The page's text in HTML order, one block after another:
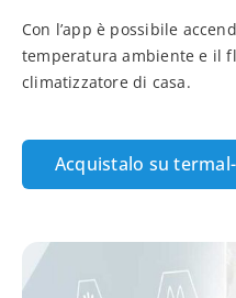
Con l’app è possibile
temperatura ambiente e il
climatizzatore di casa.
Acquistalo su